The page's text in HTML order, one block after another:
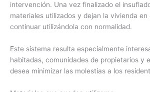
intervención. Una vez finalizado el
materiales utilizados y dejan la vivienda en
continuar utilizándola con normalidad.
Este sistema resulta especialmente
habitadas, comunidades de propietarios y
desea minimizar las molestias a los